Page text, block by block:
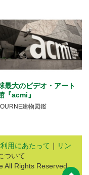
最大のビデオ・アート
『acmi』
建物図鑑
用にあたって ｜ リン
ついて
All Rights Reserved